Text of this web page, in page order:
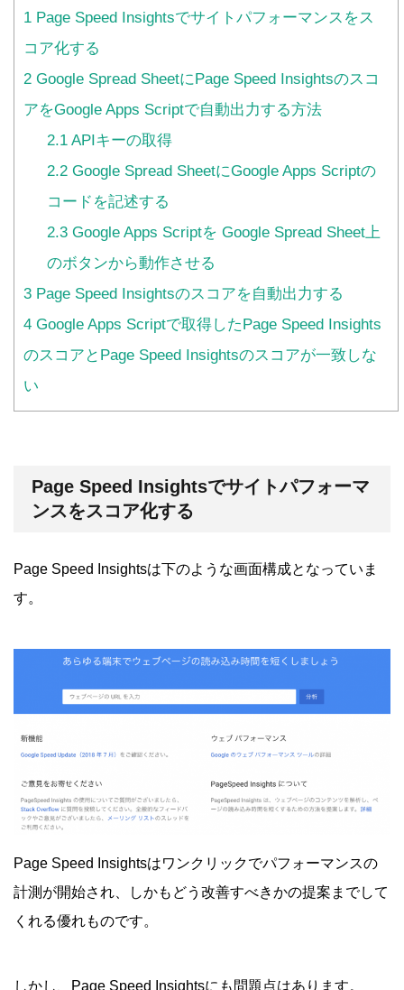
1 Page Speed Insightsでサイトパフォーマンスをス
コア化する
2 Google Spread SheetにPage Speed Insightsのスコ
アをGoogle Apps Scriptで自動出力する方法
2.1APIキーの取得
2.2Google Spread SheetにGoogle Apps Scriptの
コードを記述する
2.3Google Apps Scriptを Google Spread Sheet上
のボタンから動作させる
3 Page Speed Insightsのスコアを自動出力する
4 Google Apps Scriptで取得したPage Speed Insights
のスコアとPage Speed Insightsのスコアが一致しな
い
Page Speed Insightsでサイトパフォーマ
ンスをスコア化する
Page Speed Insightsは下のような画面構成となっていま
す。
Page Speed Insightsはワンクリックでパフォーマンスの
計測が開始され、しかもどう改善すべきかの提案までして
くれる優れものです。
しかし、Page Speed Insightsにも問題点はあります。